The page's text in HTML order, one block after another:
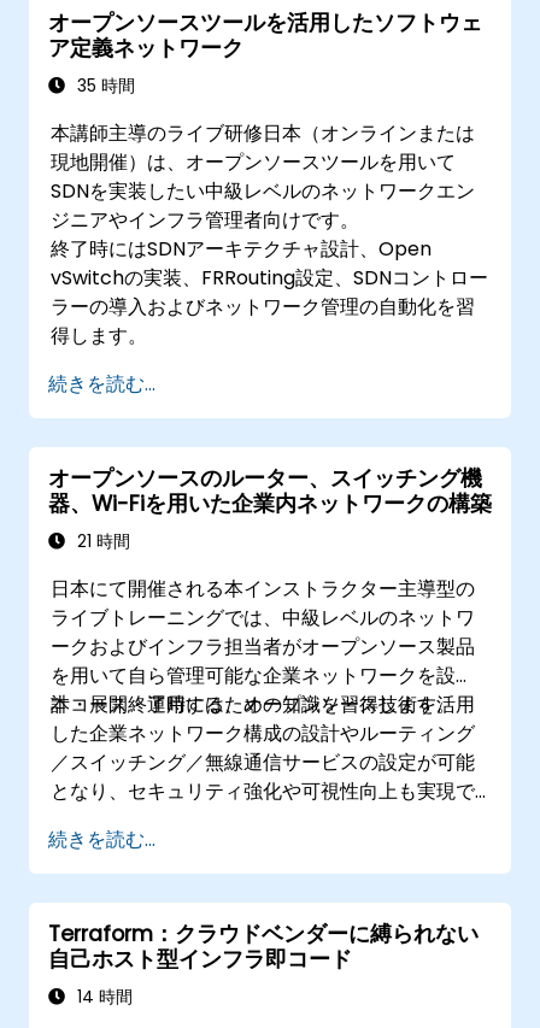
オープンソースツールを活用したソフトウェ
ア定義ネットワーク
35 時間
本講師主導のライブ研修日本（オンラインまたは
現地開催）は、オープンソースツールを用いて
SDNを実装したい中級レベルのネットワークエン
ジニアやインフラ管理者向けです。
終了時にはSDNアーキテクチャ設計、Open
vSwitchの実装、FRRouting設定、SDNコントロー
ラーの導入およびネットワーク管理の自動化を習
得します。
続きを読む...
オープンソースのルーター、スイッチング機
器、Wi-Fiを用いた企業内ネットワークの構築
21 時間
日本にて開催される本インストラクター主導型の
ライブトレーニングでは、中級レベルのネットワ
ークおよびインフラ担当者がオープンソース製品
を用いて自ら管理可能な企業ネットワークを設
計・展開・運用するための知識を習得します。
本コース終了時には、オープンソース技術を活用
した企業ネットワーク構成の設計やルーティング
／スイッチング／無線通信サービスの設定が可能
となり、セキュリティ強化や可視性向上も実現で
定するための計画立案能力も身につきます。
続きを読む...
Terraform：クラウドベンダーに縛られない
自己ホスト型インフラ即コード
14 時間